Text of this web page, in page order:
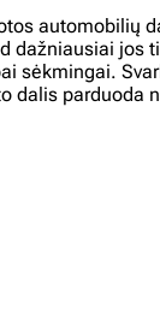
automobilių
dažniausiai
sėkmingai.
dalis